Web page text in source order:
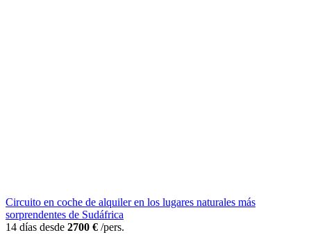
Circuito en coche de alquiler en los lugares naturales más
sorprendentes de Sudáfrica
14 días desde 2700 € /pers.